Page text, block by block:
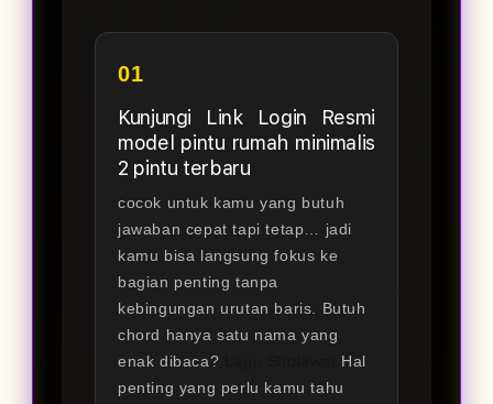
01
Kunjungi Link Login Resmi
model pintu rumah minimalis
2 pintu terbaru
cocok untuk kamu yang butuh
jawaban cepat tapi tetap… jadi
kamu bisa langsung fokus ke
bagian penting tanpa
kebingungan urutan baris. Butuh
chord hanya satu nama yang
enak dibaca?
Hal
penting yang perlu kamu tahu